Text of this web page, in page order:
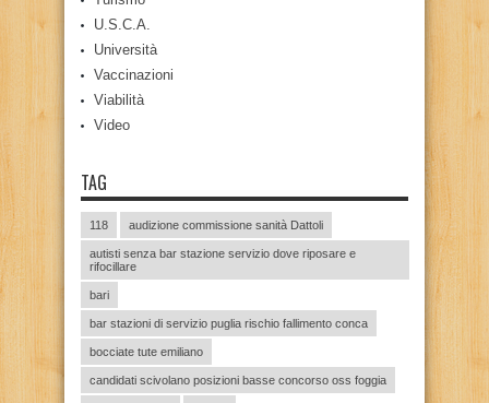
U.S.C.A.
Università
Vaccinazioni
Viabilità
Video
TAG
118 audizione commissione sanità Dattoli
autisti senza bar stazione servizio dove riposare e
rifocillare
bari
bar stazioni di servizio puglia rischio fallimento conca
bocciate tute emiliano
candidati scivolano posizioni basse concorso oss foggia